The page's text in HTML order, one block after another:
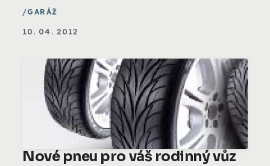
GARÁŽ
10. 04. 2012
Nové pneu pro váš rodinný vůz